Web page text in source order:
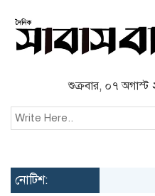
শুক্রবার, ০৭
নোটিশ: